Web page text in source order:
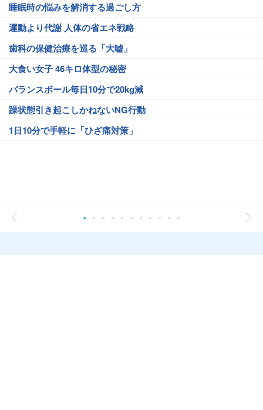
睡眠時の悩みを解消する過ごし方
運動より代謝 人体の省エネ戦略
歯科の保健治療を巡る「大嘘」
大食い女子 46キロ体型の秘密
バランスボール毎日10分で20kg減
躁状態引き起こしかねないNG行動
1日10分で手軽に「ひざ痛対策」